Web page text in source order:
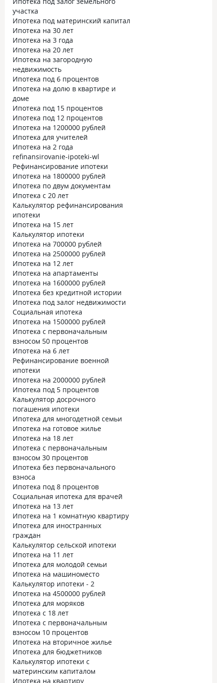
участка
Ипотека под материнский капитал
Ипотека на 30 лет
Ипотека на 3 года
Ипотека на 20 лет
Ипотека на загородную
недвижимость
Ипотека под 6 процентов
Ипотека на долю в квартире и
доме
Ипотека под 15 процентов
Ипотека под 12 процентов
Ипотека на 1200000 рублей
Ипотека для учителей
Ипотека на 2 года
refinansirovanie-ipoteki-wl
Рефинансирование ипотеки
Ипотека на 1800000 рублей
Ипотека по двум документам
Ипотека с 20 лет
Калькулятор рефинансирования
ипотеки
Ипотека на 15 лет
Калькулятор ипотеки
Ипотека на 700000 рублей
Ипотека на 2500000 рублей
Ипотека на 12 лет
Ипотека на апартаменты
Ипотека на 1600000 рублей
Ипотека без кредитной истории
Ипотека под залог недвижимости
Социальная ипотека
Ипотека на 1500000 рублей
Ипотека с первоначальным
взносом 50 процентов
Ипотека на 6 лет
Рефинансирование военной
ипотеки
Ипотека на 2000000 рублей
Ипотека под 5 процентов
Калькулятор досрочного
погашения ипотеки
Ипотека для многодетной семьи
Ипотека на готовое жилье
Ипотека на 18 лет
Ипотека с первоначальным
взносом 30 процентов
Ипотека без первоначального
взноса
Ипотека под 8 процентов
Социальная ипотека для врачей
Ипотека на 13 лет
Ипотека на 1 комнатную квартиру
Ипотека для иностранных
граждан
Калькулятор сельской ипотеки
Ипотека на 11 лет
Ипотека для молодой семьи
Ипотека на машиноместо
Калькулятор ипотеки - 2
Ипотека на 4500000 рублей
Ипотека для моряков
Ипотека с 18 лет
Ипотека с первоначальным
взносом 10 процентов
Ипотека на вторичное жилье
Ипотека для бюджетников
Калькулятор ипотеки с
материнским капиталом
Ипотека на квартиру